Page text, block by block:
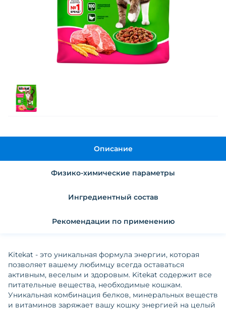
Описание
Физико-химические параметры
Ингредиентный состав
Рекомендации по применению
Kitekat - это уникальная формула энергии, которая
позволяет вашему любимцу всегда оставаться
активным, веселым и здоровым. Kitekat содержит все
питательные вещества, необходимые кошкам.
Уникальная комбинация белков, минеральных веществ
и витаминов заряжает вашу кошку энергией на целый